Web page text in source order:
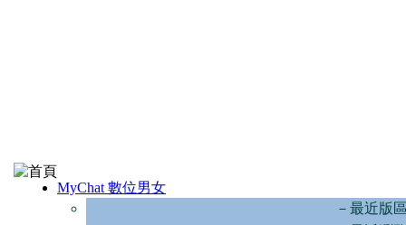
MyChat 數位男女
－最近版